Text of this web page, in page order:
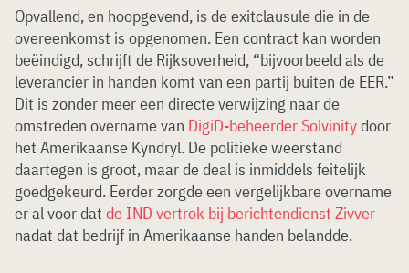
Opvallend, en hoopgevend, is de exitclausule die in de
overeenkomst is opgenomen. Een contract kan worden
beëindigd, schrijft de Rijksoverheid, “bijvoorbeeld als de
leverancier in handen komt van een partij buiten de EER.”
Dit is zonder meer een directe verwijzing naar de
omstreden overname van DigiD-beheerder Solvinitydoor
het Amerikaanse Kyndryl. De politieke weerstand
daartegen is groot, maar de deal is inmiddels feitelijk
goedgekeurd. Eerder zorgde een vergelijkbare overname
er al voor dat de IND vertrok bij berichtendienst Zivver
nadat dat bedrijf in Amerikaanse handen belandde.